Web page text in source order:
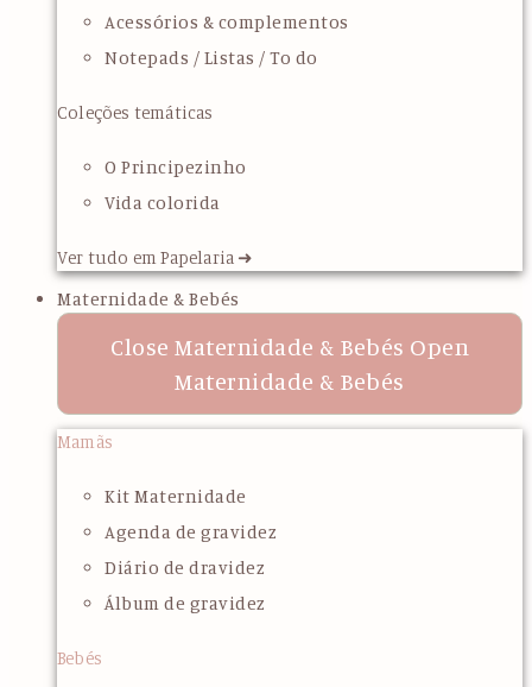
Acessórios & complementos
Notepads / Listas / To do
Coleções temáticas
O Principezinho
Vida colorida
Ver tudo em Papelaria ➜
Maternidade & Bebés
Close Maternidade & Bebés Open
Maternidade & Bebés
Mamãs
Kit Maternidade
Agenda de gravidez
Diário de dravidez
Álbum de gravidez
Bebés